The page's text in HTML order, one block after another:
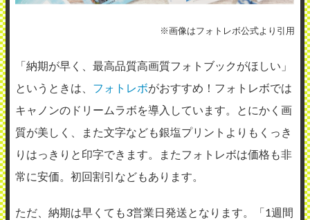
※画像はフォトレボ公式より引用
「納期が早く、最高品質高画質フォトブックがほしい」
というときは、 フォトレボがおすすめ！フォトレボでは
キャノンのドリームラボを導入しています。とにかく画
質が美しく、また文字なども銀塩プリントよりもくっき
りはっきりと印字できます。またフォトレボは価格も非
常に安価。初回割引などもあります。
ただ、納期は早くても3営業日発送となります。「1週間